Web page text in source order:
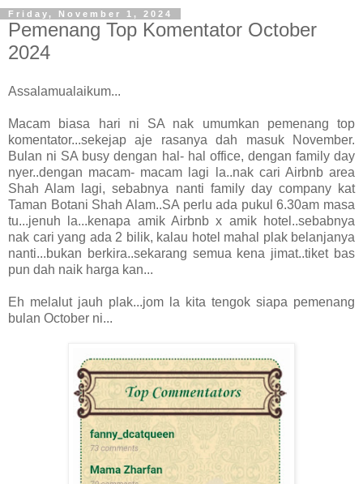
Friday, November 1, 2024
Pemenang Top Komentator October
2024
Assalamualaikum...
Macam biasa hari ni SA nak umumkan pemenang top
komentator...sekejap aje rasanya dah masuk November.
Bulan ni SA busy dengan hal- hal office, dengan family day
nyer..dengan macam- macam lagi la..nak cari Airbnb area
Shah Alam lagi, sebabnya nanti family day company kat
Taman Botani Shah Alam..SA perlu ada pukul 6.30am masa
tu...jenuh la...kenapa amik Airbnb x amik hotel..sebabnya
nak cari yang ada 2 bilik, kalau hotel mahal plak belanjanya
nanti...bukan berkira..sekarang semua kena jimat..tiket bas
pun dah naik harga kan...
Eh melalut jauh plak...jom la kita tengok siapa pemenang
bulan October ni...